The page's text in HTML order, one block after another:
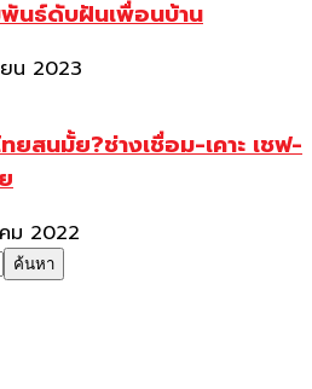
นธ์ดับฝันเพื่อนบ้าน
น 2023
สนมั้ย?ช่างเชื่อม-เคาะ เชฟ-
ม 2022